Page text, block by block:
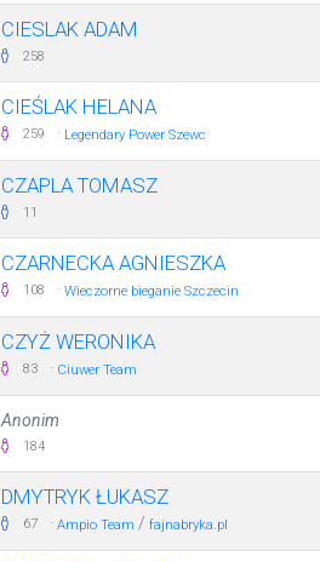
CIESLAK ADAM
258
CIEŚLAK HELANA
259 · Legendary Power Szewc
CZAPLA TOMASZ
11
CZARNECKA AGNIESZKA
108 · Wieczorne bieganie Szczecin
CZYŻ WERONIKA
83 · Ciuwer Team
Anonim
184
DMYTRYK ŁUKASZ
67 · Ampio Team / fajnabryka.pl